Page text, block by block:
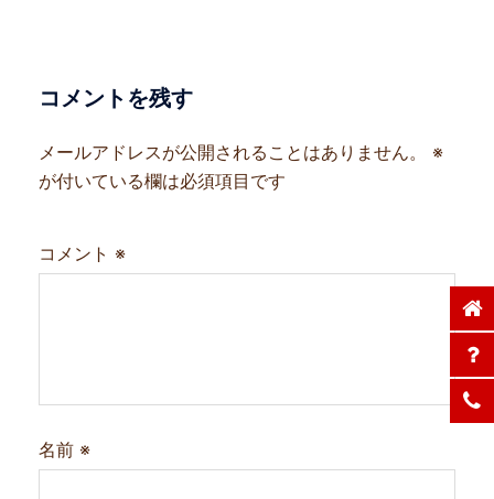
ョコメントを残す
メールアドレスが公開されることはありません。
※
が付いている欄は必須項目です
コメント ※
名前 ※